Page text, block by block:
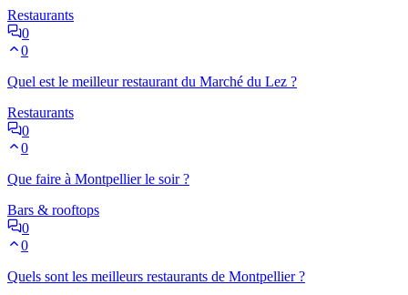
Restaurants
0
0
Quel est le meilleur restaurant du Marché du Lez ?
Restaurants
0
0
Que faire à Montpellier le soir ?
Bars & rooftops
0
0
Quels sont les meilleurs restaurants de Montpellier ?